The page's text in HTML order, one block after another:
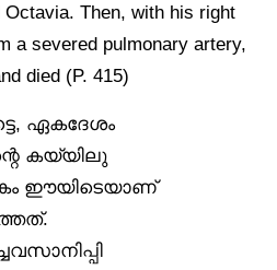
Then, with his right
a severed pulmonary artery,
died (P. 415)
ഏകദേശം
കയ്യിലു
ഈയിടെയാണ്